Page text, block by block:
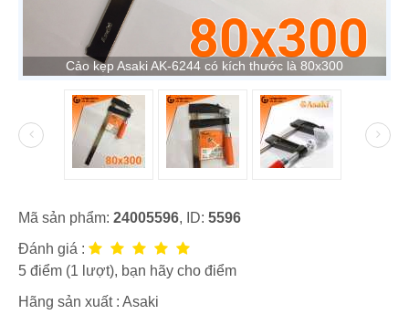
Cảo kẹp Asaki AK-6244 có kích thước là 80x300
Mã sản phẩm: 24005596, ID: 5596
Đánh giá :
5 điểm (1 lượt), bạn hãy cho điểm
Hãng sản xuất : Asaki